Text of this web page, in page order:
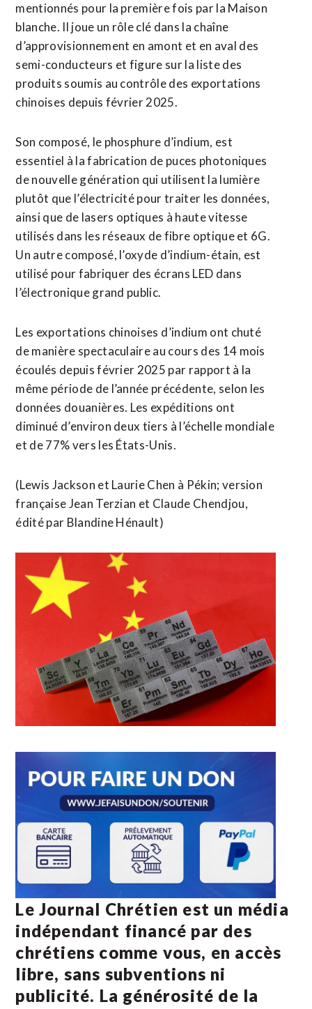
mentionnés pour la première fois par la Maison
blanche. Il joue un rôle clé dans la chaîne
d’approvisionnement en ​amont et en aval des
semi-conducteurs et figure sur la liste des
produits soumis au contrôle des exportations
chinoises depuis février 2025.
Son composé, le phosphure d’indium, est
essentiel à la fabrication de puces photoniques
de nouvelle génération qui utilisent la lumière
plutôt que l’électricité pour traiter les données,
ainsi que de lasers optiques à haute vitesse
utilisés dans les réseaux de fibre optique et 6G.
Un autre composé, l’oxyde d’indium-étain, est
utilisé pour fabriquer des écrans LED dans
l’électronique grand public.
Les exportations chinoises ⁠d’indium ont chuté
de manière spectaculaire au cours des 14 mois
écoulés depuis février 2025 par rapport à la
même période de l’année précédente, selon les
données douanières. Les expéditions ont
diminué d’environ deux tiers à l’échelle mondiale
et ​de 77% vers les États-Unis.
(Lewis Jackson et Laurie Chen à Pékin; version
française ​Jean Terzian et Claude Chendjou,
édité par Blandine Hénault)
Le Journal Chrétien est un média
indépendant financé par des
chrétiens comme vous, en accès
libre, sans subventions ni
publicité. La générosité de la